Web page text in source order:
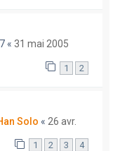
« 31 mai 2005
1 2
Solo « 26 avr.
1 2 3 4